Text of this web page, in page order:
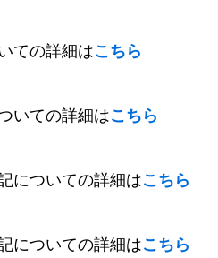
ての詳細はこちら
いての詳細はこちら
についての詳細はこちら
についての詳細はこちら